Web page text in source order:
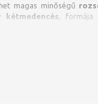
magas minőségű
kétmedencés , formája
is